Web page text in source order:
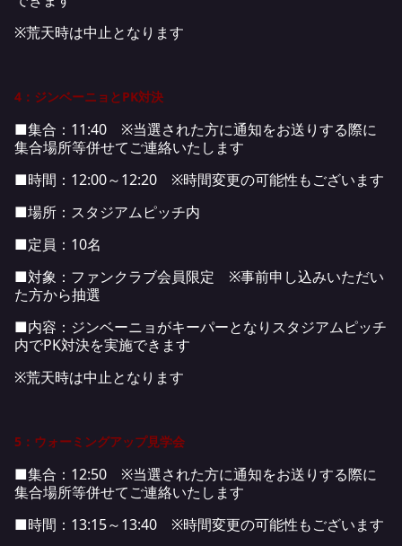
※荒天時は中止となります
4：ジンベーニョとPK対決
■集合：11:40 ※当選された方に通知をお送りする際に
集合場所等併せてご連絡いたします
■時間：12:00～12:20 ※時間変更の可能性もございます
■場所：スタジアムピッチ内
■定員：10名
■対象：ファンクラブ会員限定 ※事前申し込みいただい
た方から抽選
■内容：ジンベーニョがキーパーとなりスタジアムピッチ
内でPK対決を実施できます
※荒天時は中止となります
5：ウォーミングアップ見学会
■集合：12:50 ※当選された方に通知をお送りする際に
集合場所等併せてご連絡いたします
■時間：13:15～13:40 ※時間変更の可能性もございます